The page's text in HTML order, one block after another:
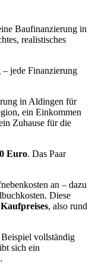
Baufinanzierung in
realistisches
jede Finanzierung
in Aldingen für
ein Einkommen
Zuhause für die
Euro. Das Paar
an – dazu
Diese
, also rund
vollständig
sich ein
.